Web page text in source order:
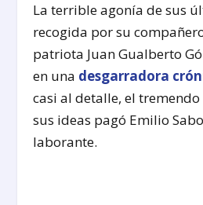
La terrible agonía de sus
recogida por su
patriota Juan Gualberto
en una desgarradora
casi al detalle, el
sus ideas pagó Emilio
laborante.